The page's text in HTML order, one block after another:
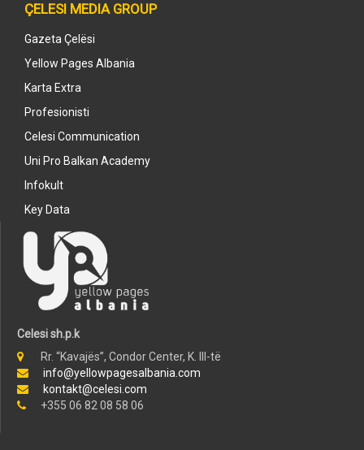
ÇELESI MEDIA GROUP
Gazeta Çelësi
Yellow Pages Albania
Karta Extra
Profesionisti
Celesi Communication
Uni Pro Balkan Academy
Infokult
Key Data
Celesi sh.p.k
Rr. “Kavajës”, Condor Center, K. III-të
info@yellowpagesalbania.com
kontakt@celesi.com
+355 06 82 08 58 06